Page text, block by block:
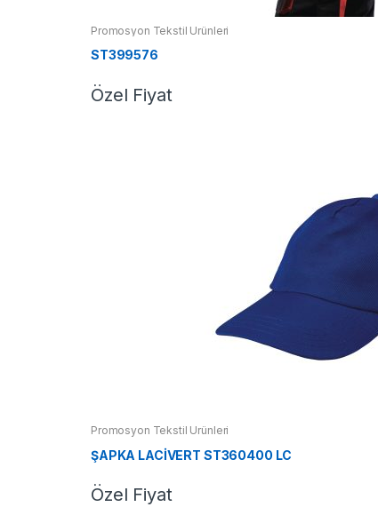
Promosyon Tekstil Ürünleri
ST399576
Özel Fiyat
Promosyon Tekstil Ürünleri
ŞAPKA LACİVERT ST360400 LC
Özel Fiyat